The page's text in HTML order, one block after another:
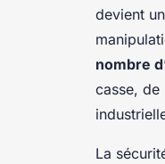
devient
nombre
casse, de
La